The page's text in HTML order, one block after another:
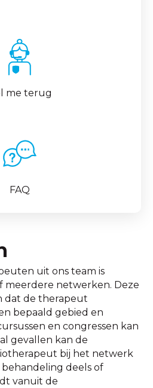
me terug
FAQ
uit ons team is
meerdere netwerken. Deze
dat de therapeut
bepaald gebied en
en congressen kan
gevallen kan de
bij het netwerk
deels of
vanuit de